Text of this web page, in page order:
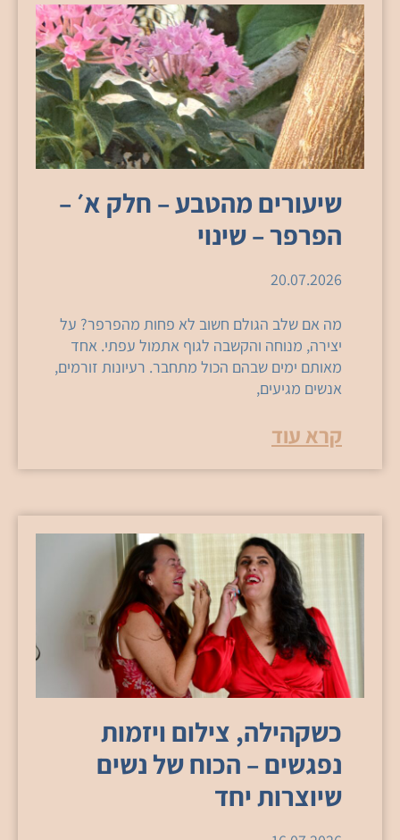
שיעורים מהטבע – חלק א׳ –
הפרפר – שינוי
20.07.2026
מה אם שלב הגולם חשוב לא פחות מהפרפר? על
יצירה, מנוחה והקשבה לגוף אתמול עפתי. אחד
מאותם ימים שבהם הכול מתחבר. רעיונות זורמים,
אנשים מגיעים,
קרא עוד
כשקהילה, צילום ויזמות
נפגשים – הכוח של נשים
שיוצרות יחד